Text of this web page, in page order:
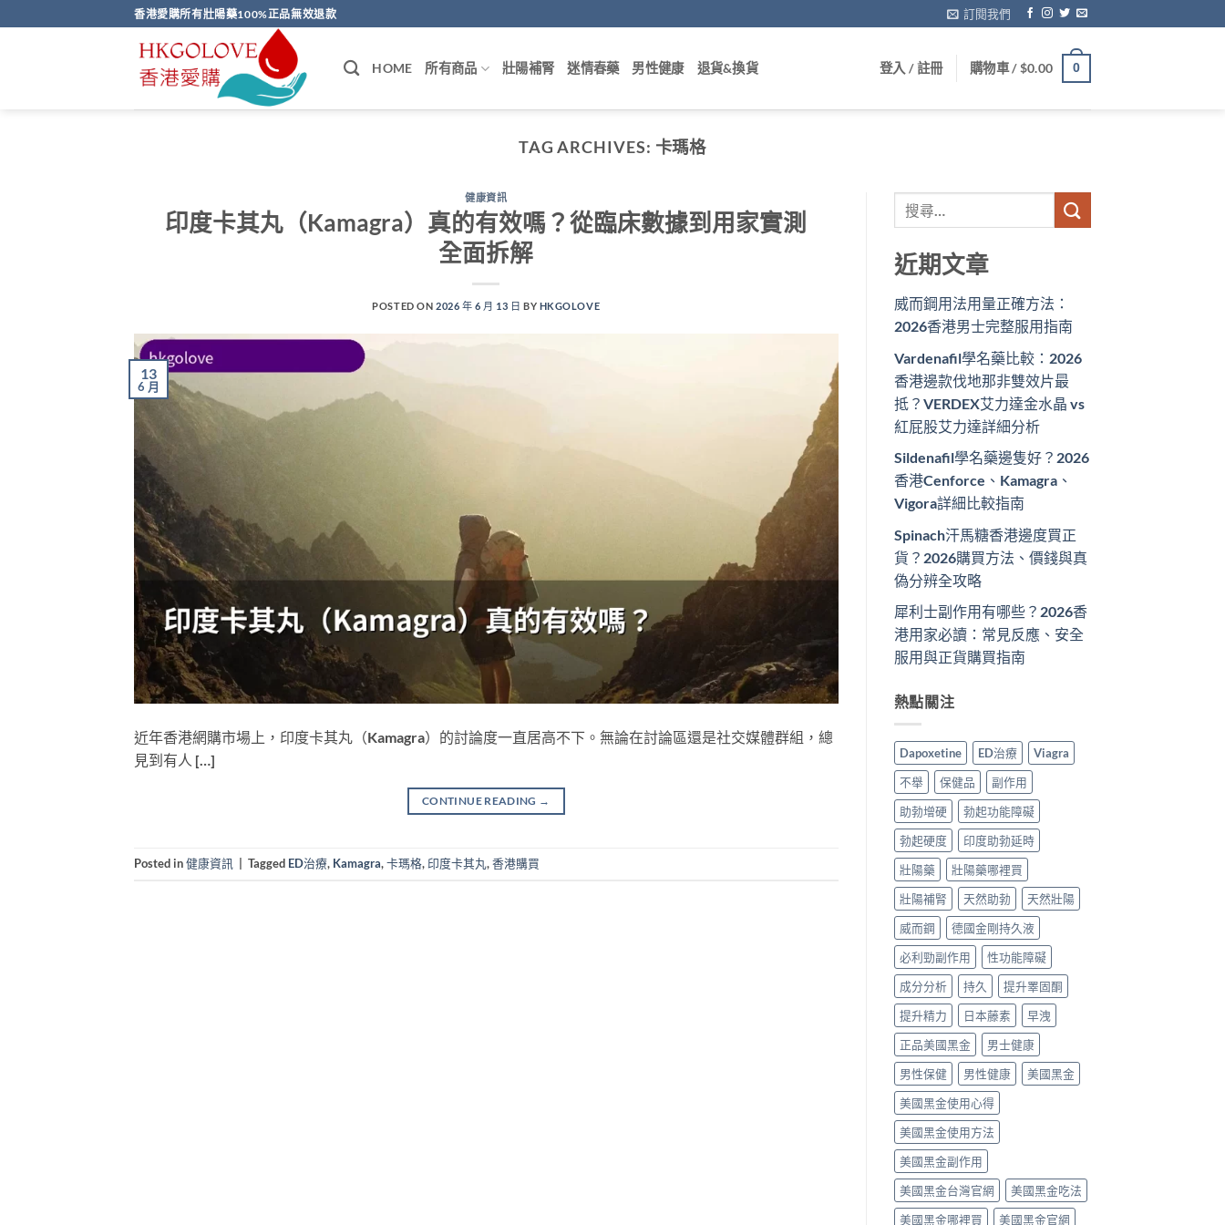
to
香港愛購所有壯陽藥100%正品無效退款 訂閱我們
HOME 所有商品 壯陽補腎 迷情春藥 男性健康 退貨&換貨 登入 / 註冊 購物車 /$0.00 0
TAG ARCHIVES: 卡瑪格
健康資訊
印度卡其丸（Kamagra）真的有效嗎？從臨床數據到用家實測
全面拆解
POSTED ON 2026 年 6 月 13 日 BY HKGOLOVE
13
6 月
近年香港網購市場上，印度卡其丸（Kamagra）的討論度一直居高不下。無論在討論區還是社交媒體群組，總
見到有人 […]
CONTINUE READING →
Posted in健康資訊 Tagged ED治療, Kamagra,卡瑪格, 印度卡其丸,香港購買
近期文章
威而鋼用法用量正確方法：
2026香港男士完整服用指南
Vardenafil學名藥比較：2026
香港邊款伐地那非雙效片最
抵？VERDEX艾力達金水晶 vs
紅屁股艾力達詳細分析
Sildenafil學名藥邊隻好？2026
香港Cenforce、Kamagra、
Vigora詳細比較指南
Spinach汗馬糖香港邊度買正
貨？2026購買方法、價錢與真
偽分辨全攻略
犀利士副作用有哪些？2026香
港用家必讀：常見反應、安全
服用與正貨購買指南
熱點關注
Dapoxetine ED治療
Viagra
不舉
保健品
副作用
助勃增硬
勃起功能障礙
勃起硬度
印度助勃延時
壯陽藥
壯陽藥哪裡買
壯陽補腎
天然助勃
天然壯陽
威而鋼
德國金剛持久液
必利勁副作用
性功能障礙
成分分析
持久
提升睪固酮
提升精力
日本藤素
早洩
正品美國黑金
男士健康
男性保健
男性健康
美國黑金
美國黑金使用心得
美國黑金使用方法
美國黑金副作用
美國黑金台灣官網
美國黑金吃法
美國黑金哪裡買
美國黑金官網